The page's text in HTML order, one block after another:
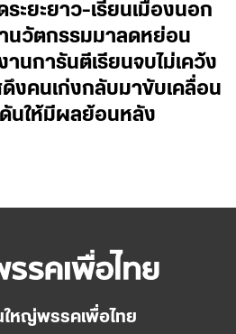
ะยะยาว-เรียนเมืองนอก
านวัตกรรมมาลดหย่อน
นการันตีเรียนจบไม่เคว้ง
งคนเก่งกลับมาขับเคลื่อน
นให้มีผลย้อนหลัง
หญ่พรรคเพื่อไทย